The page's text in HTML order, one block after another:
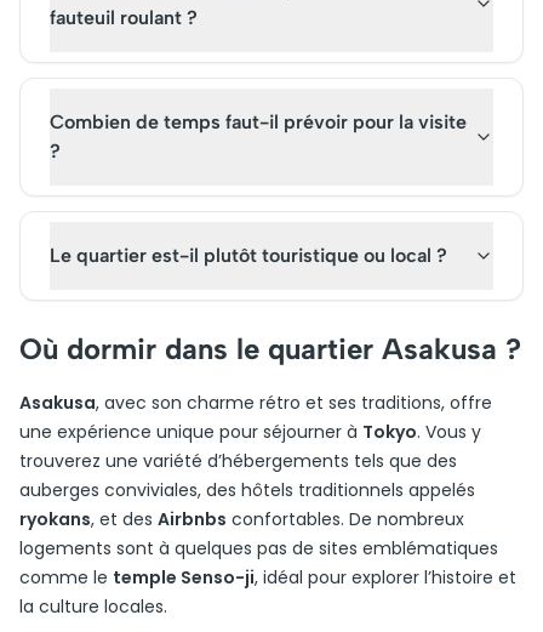
fauteuil roulant ?
Combien de temps faut-il prévoir pour la visite
?
Le quartier est-il plutôt touristique ou local ?
Où dormir dans le quartier Asakusa ?
Asakusa, avec son charme rétro et ses traditions, offre
une expérience unique pour séjourner à Tokyo. Vous y
trouverez une variété d’hébergements tels que des
auberges conviviales, des hôtels traditionnels appelés
ryokans, et des Airbnbs confortables. De nombreux
logements sont à quelques pas de sites emblématiques
comme le temple Senso-ji, idéal pour explorer l’histoire et
la culture locales.